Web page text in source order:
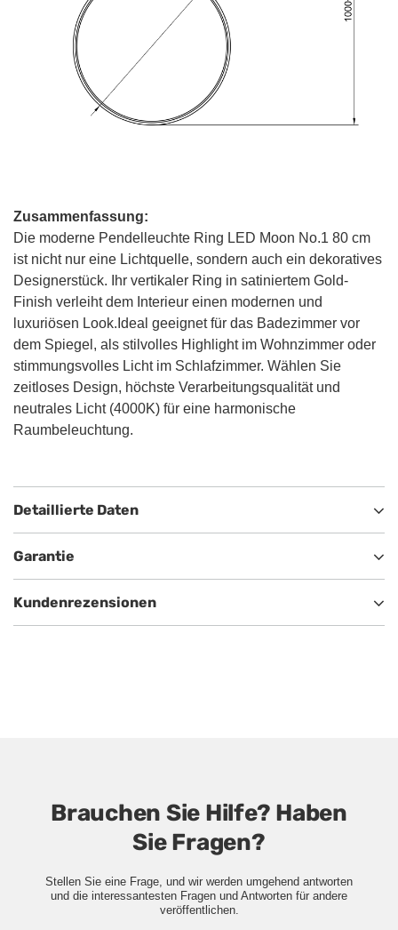
Zusammenfassung:
Die moderne Pendelleuchte Ring LED Moon No.1 80 cm
ist nicht nur eine Lichtquelle, sondern auch ein dekoratives
Designerstück. Ihr vertikaler Ring in satiniertem Gold-
Finish verleiht dem Interieur einen modernen und
luxuriösen Look.Ideal geeignet für das Badezimmer vor
dem Spiegel, als stilvolles Highlight im Wohnzimmer oder
stimmungsvolles Licht im Schlafzimmer. Wählen Sie
zeitloses Design, höchste Verarbeitungsqualität und
neutrales Licht (4000K) für eine harmonische
Raumbeleuchtung.
Detaillierte Daten
Garantie
Kundenrezensionen
Brauchen Sie Hilfe? Haben
Sie Fragen?
Stellen Sie eine Frage, und wir werden umgehend antworten
und die interessantesten Fragen und Antworten für andere
veröffentlichen.